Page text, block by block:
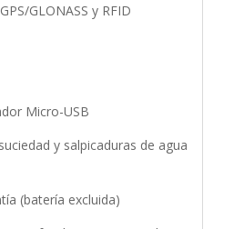
GLONASS y RFID
Micro-USB
y salpicaduras de agua
(batería excluida)